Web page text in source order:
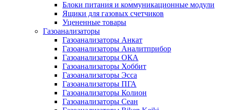
Блоки питания и коммуникационные модули
Ящики для газовых счетчиков
Уцененные товары
Газоанализаторы
Газоанализаторы Анкат
Газоанализаторы Аналитприбор
Газоанализаторы ОКА
Газоанализаторы Хоббит
Газоанализаторы Эсса
Газоанализаторы ПГА
Газоанализаторы Колион
Газоанализаторы Сеан